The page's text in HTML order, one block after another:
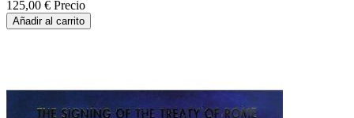
125,00 € Precio
Añadir al carrito